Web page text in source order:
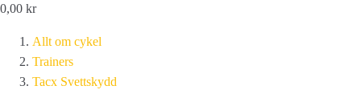
0,00 kr
Allt om cykel
Trainers
Tacx Svettskydd